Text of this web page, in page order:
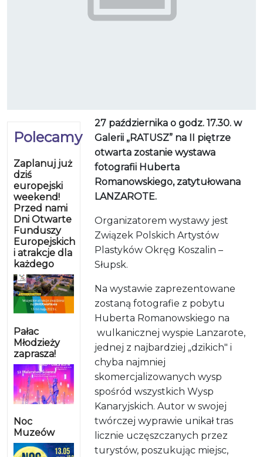
Polecamy
Zaplanuj już
dziś
europejski
weekend!
Przed nami
Dni Otwarte
Funduszy
Europejskich
i atrakcje dla
każdego
Pałac
Młodzieży
zaprasza!
Noc
Muzeów
27 października o godz. 17.30. w
Galerii „RATUSZ” na II piętrze
otwarta zostanie wystawa
fotografii Huberta
Romanowskiego, zatytułowana
LANZAROTE.
Organizatorem wystawy jest
Związek Polskich Artystów
Plastyków Okręg Koszalin –
Słupsk.
Na wystawie zaprezentowane
zostaną fotografie z pobytu
Huberta Romanowskiego na
wulkanicznej wyspie Lanzarote,
jednej z najbardziej „dzikich" i
chyba najmniej
skomercjalizowanych wysp
spośród wszystkich Wysp
Kanaryjskich. Autor w swojej
twórczej wyprawie unikał tras
licznie uczęszczanych przez
turystów, poszukując miejsc,